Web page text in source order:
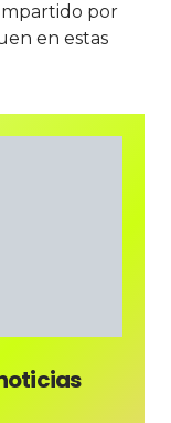
por
en estas